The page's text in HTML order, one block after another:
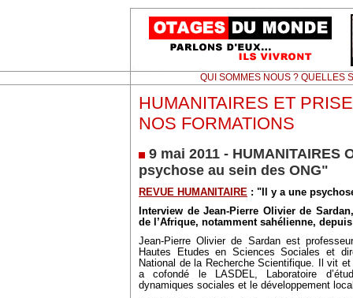
QUI SOMMES NOUS ? QUELLES
HUMANITAIRES ET
NOS FORMATIONS
9 mai 2011 - HUMANITAIRES
psychose au sein des ONG"
REVUE HUMANITAIRE : "Il y a une
Interview de Jean-Pierre Olivier de
de l’Afrique, notamment sahélienne,
Jean-Pierre Olivier de Sardan est
Hautes Etudes en Sciences Sociales et
National de la Recherche Scientifique. Il vit
a cofondé le LASDEL, Laboratoire
dynamiques sociales et le développement